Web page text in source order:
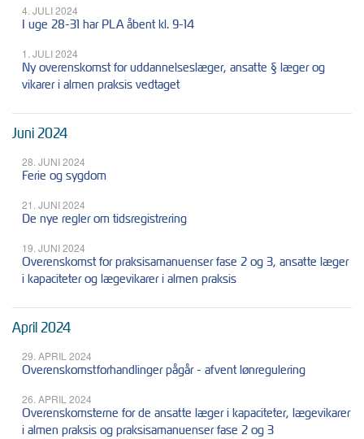
4. JULI 2024
I uge 28-31 har PLA åbent kl. 9-14
1. JULI 2024
Ny overenskomst for uddannelseslæger, ansatte § læger og
vikarer i almen praksis vedtaget
Juni 2024
28. JUNI 2024
Ferie og sygdom
21. JUNI 2024
De nye regler om tidsregistrering
19. JUNI 2024
Overenskomst for praksisamanuenser fase 2 og 3, ansatte læger
i kapaciteter og lægevikarer i almen praksis
April 2024
29. APRIL 2024
Overenskomstforhandlinger pågår - afvent lønregulering
26. APRIL 2024
Overenskomsterne for de ansatte læger i kapaciteter, lægevikarer
i almen praksis og praksisamanuenser fase 2 og 3